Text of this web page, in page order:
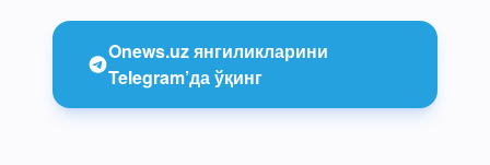
Onews.uz янгиликларини
Telegram’да ўқинг